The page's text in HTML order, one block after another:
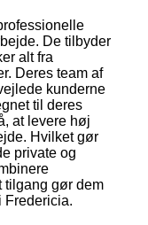
De tilbyder
alt fra
Deres team af
kunderne
til deres
at levere høj
Hvilket gør
private og
tilgang gør dem
Fredericia.